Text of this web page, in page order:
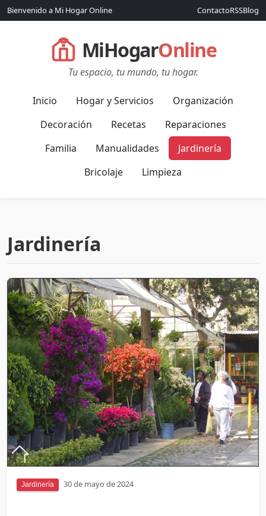
Bienvenido a Mi Hogar Online ContactoRSSBlog
MiHogarOnline
Tu espacio, tu mundo, tu hogar.
Inicio Hogar y Servicios
Organización
Decoración
Recetas
Reparaciones
Familia
Manualidades
Jardinería
Bricolaje
Limpieza
Jardinería
Jardinería 30 de mayo de 2024